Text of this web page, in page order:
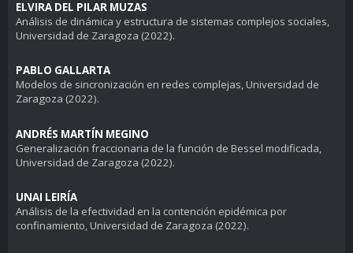
ELVIRA DEL PILAR MUZAS
Análisis de dinámica y estructura de sistemas complejos sociales,
Universidad de Zaragoza (2022).
PABLO GALLARTA
Modelos de sincronización en redes complejas, Universidad de
Zaragoza (2022).
ANDRÉS MARTÍN MEGINO
Generalización fraccionaria de la función de Bessel modificada,
Universidad de Zaragoza (2022).
UNAI LEIRÍA
Análisis de la efectividad en la contención epidémica por
confinamiento, Universidad de Zaragoza (2022).